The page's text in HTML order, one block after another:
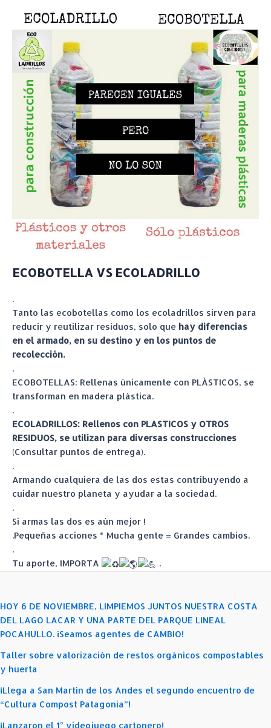
ECOBOTELLA VS ECOLADRILLO
.
Tanto las ecobotellas como los ecoladrillos sirven para
reducir y reutilizar residuos, solo que hay diferencias
en el armado, en su destino y en los puntos de
recolección.
.
ECOBOTELLAS: Rellenas únicamente con PLÁSTICOS, se
transforman en madera plástica.
.
ECOLADRILLOS: Rellenos con PLASTICOS y OTROS
RESIDUOS, se utilizan para diversas construcciones
(Consultar puntos de entrega).
.
Armando cualquiera de las dos estas contribuyendo a
cuidar nuestro planeta y ayudar a la sociedad.
.
Si armas las dos es aún mejor !
.Pequeñas acciones * Mucha gente = Grandes cambios.
.
Tu aporte, IMPORTA
.
HOY 6 DE NOVIEMBRE, LIMPIEMOS JUNTOS NUESTRA COSTA
DEL LAGO LACAR Y UNA PARTE DEL PARQUE LINEAL
POCAHULLO. ¡Seamos agentes de CAMBIO!
Taller sobre valorización de restos orgánicos compostables
y huerta
¡Llega a San Martín de los Andes el segundo encuentro de
“Cultura Compost Patagonia”!
¡Lanzaron el 1° videojuego cartonero!